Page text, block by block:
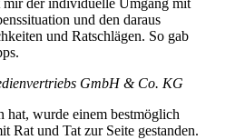
mir der individuelle Umgang mit
und den daraus
und Ratschlägen. So gab
GmbH & Co. KG
hat, wurde einem bestmöglich
Rat und Tat zur Seite gestanden.